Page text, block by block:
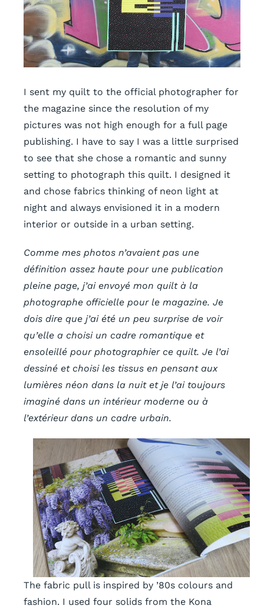
I sent my quilt to the official photographer for
the magazine since the resolution of my
pictures was not high enough for a full page
publishing. I have to say I was a little surprised
to see that she chose a romantic and sunny
setting to photograph this quilt. I designed it
and chose fabrics thinking of neon light at
night and always envisioned it in a modern
interior or outside in a urban setting.
Comme mes photos n’avaient pas une
définition assez haute pour une publication
pleine page, j’ai envoyé mon quilt à la
photographe officielle pour le magazine. Je
dois dire que j’ai été un peu surprise de voir
qu’elle a choisi un cadre romantique et
ensoleillé pour photographier ce quilt. Je l’ai
dessiné et choisi les tissus en pensant aux
lumières néon dans la nuit et je l’ai toujours
imaginé dans un intérieur moderne ou à
l’extérieur dans un cadre urbain.
The fabric pull is inspired by ’80s colours and
fashion. I used four solids from the Kona